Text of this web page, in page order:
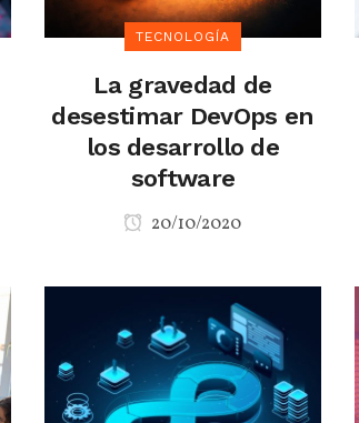
TECNOLOGÍA
La gravedad de
desestimar DevOps en
los desarrollo de
software
20/10/2020